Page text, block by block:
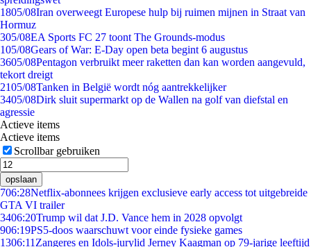
1805/08Iran overweegt Europese hulp bij ruimen mijnen in Straat van
Hormuz
305/08EA Sports FC 27 toont The Grounds-modus
105/08Gears of War: E-Day open beta begint 6 augustus
3605/08Pentagon verbruikt meer raketten dan kan worden aangevuld,
tekort dreigt
2105/08Tanken in België wordt nóg aantrekkelijker
3405/08Dirk sluit supermarkt op de Wallen na golf van diefstal en
agressie
Actieve items
Actieve items
Scrollbar gebruiken
opslaan
706:28Netflix-abonnees krijgen exclusieve early access tot uitgebreide
GTA VI trailer
3406:20Trump wil dat J.D. Vance hem in 2028 opvolgt
906:19PS5-doos waarschuwt voor einde fysieke games
1306:11 Zangeres en Idols-jurylid Jerney Kaagman op 79-jarige leeftijd